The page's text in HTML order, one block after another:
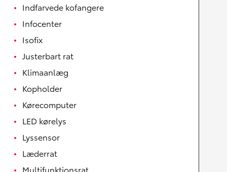
Indfarvede kofangere
Infocenter
Isofix
Justerbart rat
Klimaanlæg
Kopholder
Kørecomputer
LED kørelys
Lyssensor
Læderrat
Multifunktionsrat